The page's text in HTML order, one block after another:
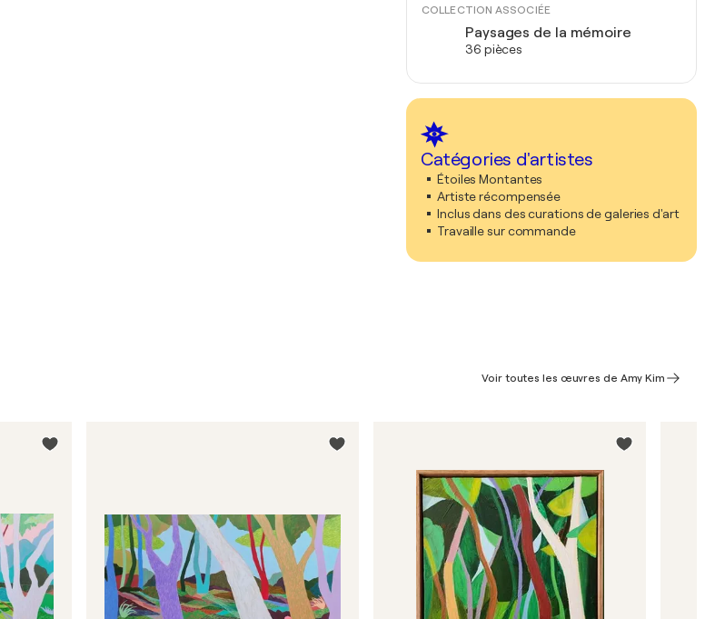
COLLECTION ASSOCIÉE
Paysages de la mémoire
36 pièces
Catégories d'artistes
Étoiles Montantes
Artiste récompensée
Inclus dans des curations de galeries d'art
Travaille sur commande
Voir toutes les œuvres de Amy Kim